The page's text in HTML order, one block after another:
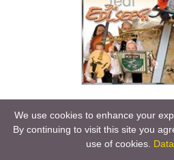
Artist
Stephan
Title
Sicherheit
Friday, July 1,
We use cookies to enhance your
By continuing to visit this site you
use of cookies.